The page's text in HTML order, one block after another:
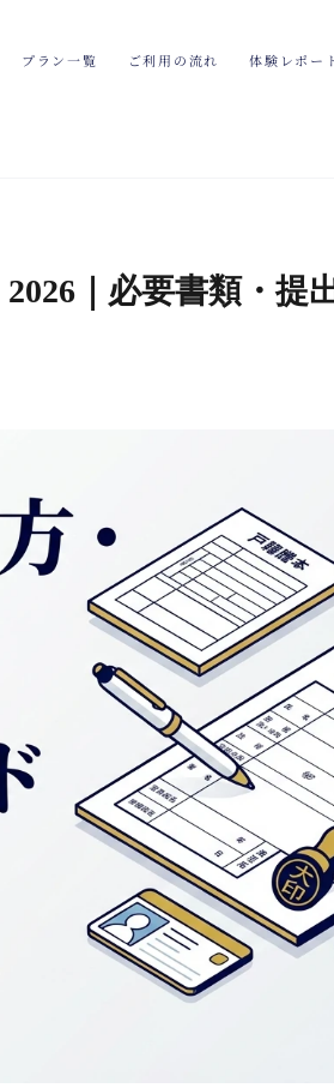
プラン一覧 ご利用の流れ 体験レポー
｜必要書類・提